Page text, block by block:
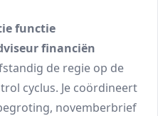
functie
financiën
de regie op de
cyclus. Je coördineert
novemberbrief